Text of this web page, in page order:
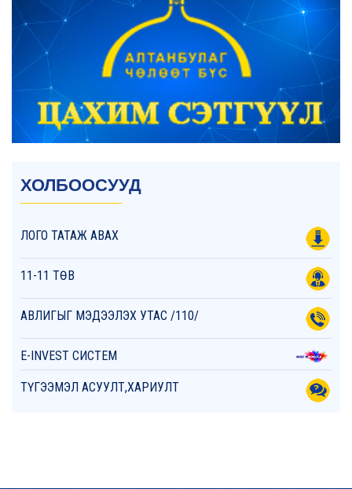
ХОЛБООСУУД
ЛОГО ТАТАЖ АВАХ
11-11 ТӨВ
АВЛИГЫГ МЭДЭЭЛЭХ УТАС /110/
E-INVEST СИСТЕМ
ТҮГЭЭМЭЛ АСУУЛТ,ХАРИУЛТ